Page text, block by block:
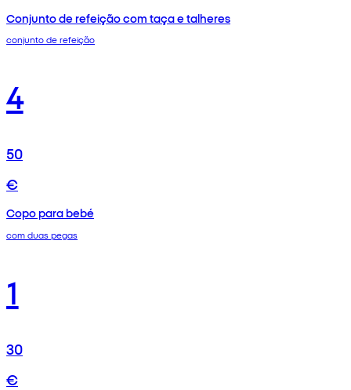
Conjunto de refeição com taça e talheres
conjunto de refeição
4
50
€
Copo para bebé
com duas pegas
1
30
€